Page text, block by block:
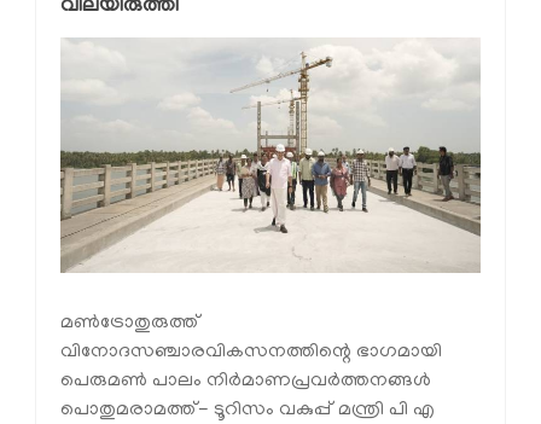
വിലയിരുത്തി
മണ്‍ട്രോതുരുത്ത്
വിനോദസഞ്ചാരവികസനത്തിന്റെ ഭാഗമായി
പെരുമണ്‍ പാലം നിര്‍മാണപ്രവര്‍ത്തനങ്ങള്‍
പൊതുമരാമത്ത്- ടൂറിസം വകുപ്പ് മന്ത്രി പി എ